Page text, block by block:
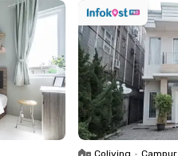
Coliving • Campur